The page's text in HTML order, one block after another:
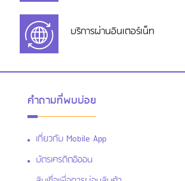
บริการผ่านอินเตอร์เน็ท
คำถามที่พบบ่อย
เกี่ยวกับ Mobile App
บัตรเครดิตอิออน